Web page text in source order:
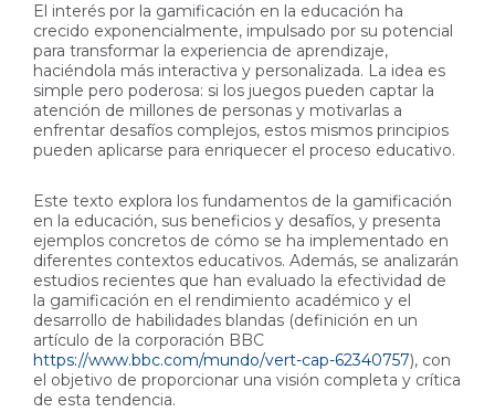
El interés por la gamificación en la educación ha
crecido exponencialmente, impulsado por su potencial
para transformar la experiencia de aprendizaje,
haciéndola más interactiva y personalizada. La idea es
simple pero poderosa: si los juegos pueden captar la
atención de millones de personas y motivarlas a
enfrentar desafíos complejos, estos mismos principios
pueden aplicarse para enriquecer el proceso educativo.
Este texto explora los fundamentos de la gamificación
en la educación, sus beneficios y desafíos, y presenta
ejemplos concretos de cómo se ha implementado en
diferentes contextos educativos. Además, se analizarán
estudios recientes que han evaluado la efectividad de
la gamificación en el rendimiento académico y el
desarrollo de habilidades blandas (definición en un
artículo de la corporación BBC
https://www.bbc.com/mundo/vert-cap-62340757), con
el objetivo de proporcionar una visión completa y crítica
de esta tendencia.